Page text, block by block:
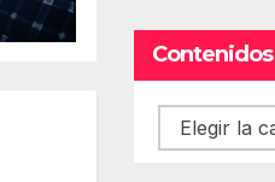
Contenidos
Contenidos